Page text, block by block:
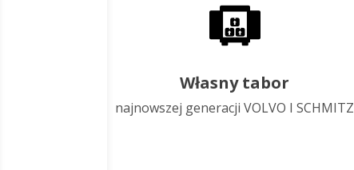
Własny tabor
najnowszej generacji VOLVO I SCHMITZ